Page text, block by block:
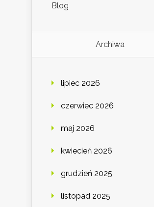
Blog
Archiwa
lipiec 2026
czerwiec 2026
maj 2026
kwiecień 2026
grudzień 2025
listopad 2025